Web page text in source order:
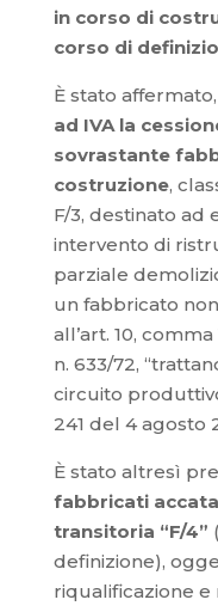
in corso di
corso di
È stato
ad IVA la
sovrastante
costruzione,
F/3, destinato ad
intervento di
parziale
un fabbricato
all’art. 10,
n. 633/72,
circuito
241 del 4 agosto
È stato altresì
fabbricati
transitoria “F/4”
definizione),
riqualificazione